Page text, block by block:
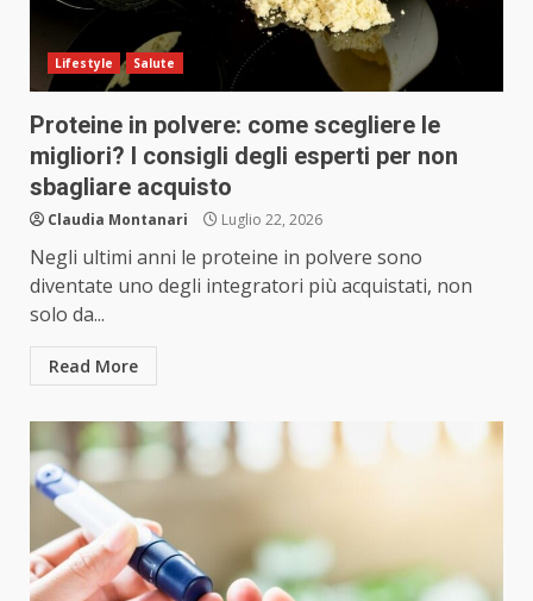
Lifestyle Salute
Proteine in polvere: come scegliere le
migliori? I consigli degli esperti per non
sbagliare acquisto
Claudia Montanari Luglio 22, 2026
Negli ultimi anni le proteine in polvere sono
diventate uno degli integratori più acquistati, non
solo da...
Read More